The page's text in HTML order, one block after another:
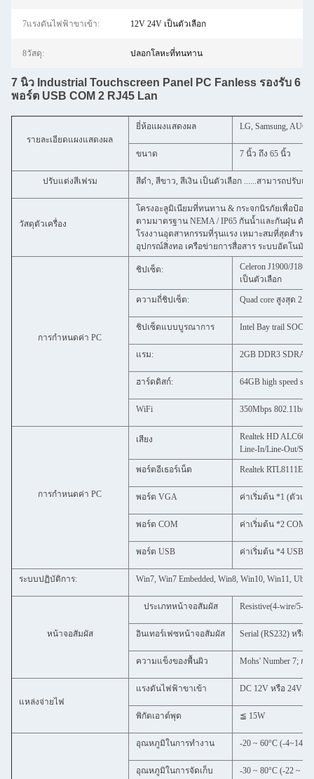
7แรงดันไฟฟ้าขาเข้า: 12V 24V เป็นตัวเลือก
8วัสดุ: ปลอกโลหะที่ทนทาน
7 นิ้ว Industrial Touchscreen Panel PC Fanless รองรับ 6
พอร์ต USB COM 2 RJ45 Lan
รายละเอียดแผงแสดงผล
ยี่ห้อแผงแสดงผล LG, Samsung,
ขนาด 7 นิ้ว ถึง 65 นิ้ว
ปรับแต่งสีเฟรม สีดำ, สีขาว, สีเงิน เป็นตัวเลือก ......สามารถปรับแต่
วัสดุตัวเครื่อง
โครงอะลูมิเนียมที่ทนทาน & กระจกนิรภัยเพื่อป้อ
ตามมาตรฐาน NEMA / IP65 กันน้ำและกันฝุ่น ดั
โรงงานอุตสาหกรรมที่รุนแรง เหมาะสมที่สุดสำห
อุปกรณ์สิ่งทอ เครือข่ายการสื่อสาร ระบบอัตโนมัติ
การกำหนดค่า PC
ชิปเซ็ต:
Celeron J1900/
เป็นตัวเลือก
ความถี่ชิปเซ็ต: Quad core สูงสุด
ชิปเซ็ตแบบบูรณาการ Intel Bay trail SOC
แรม: 2GB DDR3
ฮาร์ดดิสก์: 64GB high speed
WiFi 350Mbps 802.11b/n/
การกำหนดค่า PC
เสียง
Realtek HD ALC662
Line-In/Line-Out/
พอร์ตอีเธอร์เน็ต Realtek RTL8111EL
พอร์ต VGA ค่าเริ่มต้น *1 (ตัวเลื
พอร์ต COM ค่าเริ่มต้น *2 COM (
พอร์ต USB ค่าเริ่มต้น *4 USB
ระบบปฏิบัติการ: Win7, Win7 Embedded, Win8, Win10, Win11,
หน้าจอสัมผัส
ประเภทหน้าจอสัมผัส Resistive(4-wire/5-
อินเทอร์เฟซหน้าจอสัมผัส Serial (RS232) หรือ
ความแข็งของพื้นผิว Mohs' Number 7; ก
แหล่งจ่ายไฟ
แรงดันไฟฟ้าขาเข้า DC 12V หรือ 24V
พิกัดเอาต์พุต ≦ 15W
อุณหภูมิในการทำงาน -20 ~ 60°C (-
อุณหภูมิในการจัดเก็บ -30 ~ 80°C (-22 ~